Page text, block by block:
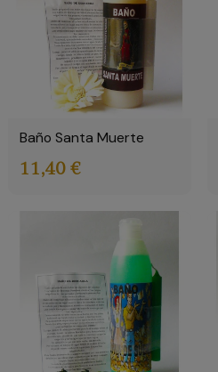
Baño Santa Muerte
11,40 €